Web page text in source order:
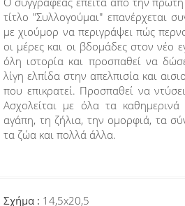
τίτλο "Συλλογούμαι" επανέρχεται
με χιούμορ να περιγράψει πώς
οι μέρες και οι βδομάδες στον νέο
όλη ιστορία και προσπαθεί να
λίγη ελπίδα στην απελπισία και
που επικρατεί. Προσπαθεί να
Ασχολείται με όλα τα
αγάπη, τη ζήλια, την ομορφιά, τα
τα ζώα και πολλά άλλα.
Σχήμα : 14,5x20,5